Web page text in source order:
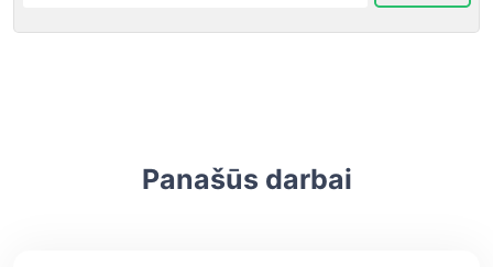
Panašūs darbai